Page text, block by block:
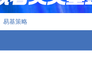
易基策略